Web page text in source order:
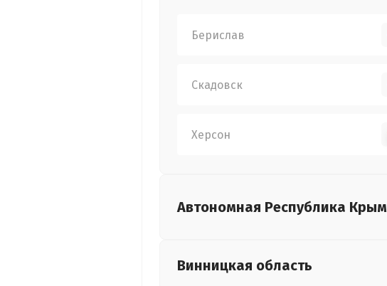
Берислав
Скадовск
Херсон
Автономная Республика Крым
Винницкая область